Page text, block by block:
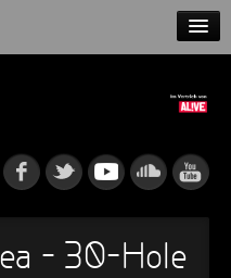
– 30-Hole